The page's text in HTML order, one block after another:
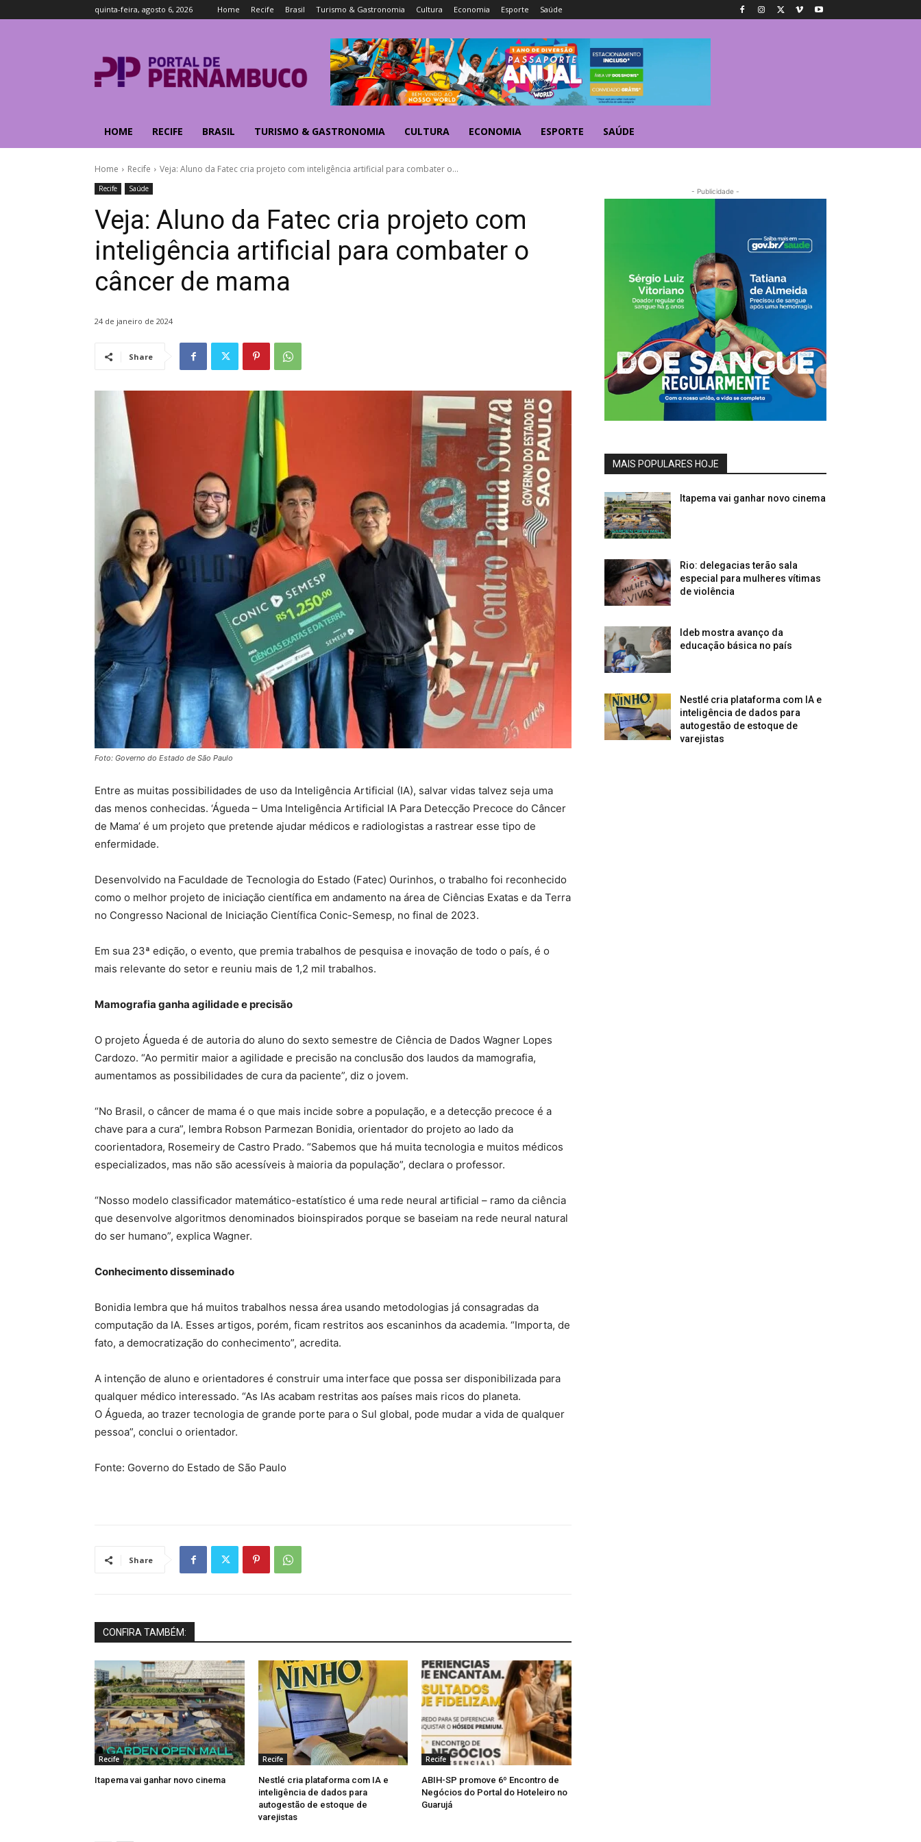
quinta-feira, agosto 6, 2026 Home Recife Brasil Turismo & Gastronomia Cultura Economia Esporte Saúde
HOME RECIFE BRASIL TURISMO & GASTRONOMIA CULTURA ECONOMIA ESPORTE SAÚDE
Home Recife Veja: Aluno da Fatec cria projeto com inteligência artificial para combater o...
Recife Saúde
Veja: Aluno da Fatec cria projeto com
inteligência artificial para combater o
câncer de mama
24 de janeiro de 2024
Share
Foto: Governo do Estado de São Paulo
Entre as muitas possibilidades de uso da Inteligência Artificial (IA), salvar vidas talvez seja uma
das menos conhecidas. ‘Águeda – Uma Inteligência Artificial IA Para Detecção Precoce do Câncer
de Mama’ é um projeto que pretende ajudar médicos e radiologistas a rastrear esse tipo de
enfermidade.
Desenvolvido na Faculdade de Tecnologia do Estado (Fatec) Ourinhos, o trabalho foi reconhecido
como o melhor projeto de iniciação científica em andamento na área de Ciências Exatas e da Terra
no Congresso Nacional de Iniciação Científica Conic-Semesp, no final de 2023.
Em sua 23ª edição, o evento, que premia trabalhos de pesquisa e inovação de todo o país, é o
mais relevante do setor e reuniu mais de 1,2 mil trabalhos.
Mamografia ganha agilidade e precisão
O projeto Águeda é de autoria do aluno do sexto semestre de Ciência de Dados Wagner Lopes
Cardozo. “Ao permitir maior a agilidade e precisão na conclusão dos laudos da mamografia,
aumentamos as possibilidades de cura da paciente”, diz o jovem.
“No Brasil, o câncer de mama é o que mais incide sobre a população, e a detecção precoce é a
chave para a cura”, lembra Robson Parmezan Bonidia, orientador do projeto ao lado da
coorientadora, Rosemeiry de Castro Prado. “Sabemos que há muita tecnologia e muitos médicos
especializados, mas não são acessíveis à maioria da população”, declara o professor.
“Nosso modelo classificador matemático-estatístico é uma rede neural artificial – ramo da ciência
que desenvolve algoritmos denominados bioinspirados porque se baseiam na rede neural natural
do ser humano”, explica Wagner.
Conhecimento disseminado
Bonidia lembra que há muitos trabalhos nessa área usando metodologias já consagradas da
computação da IA. Esses artigos, porém, ficam restritos aos escaninhos da academia. “Importa, de
fato, a democratização do conhecimento”, acredita.
A intenção de aluno e orientadores é construir uma interface que possa ser disponibilizada para
qualquer médico interessado. “As IAs acabam restritas aos países mais ricos do planeta.
O Águeda, ao trazer tecnologia de grande porte para o Sul global, pode mudar a vida de qualquer
pessoa”, conclui o orientador.
Fonte: Governo do Estado de São Paulo
Share
CONFIRA TAMBÉM:
Recife
Itapema vai ganhar novo cinema
Recife
Nestlé cria plataforma com IA e
inteligência de dados para
autogestão de estoque de
varejistas
Recife
ABIH-SP promove 6º Encontro de
Negócios do Portal do Hoteleiro no
Guarujá
- Publicidade -
MAIS POPULARES HOJE
Itapema vai ganhar novo cinema
Rio: delegacias terão sala
especial para mulheres vítimas
de violência
Ideb mostra avanço da
educação básica no país
Nestlé cria plataforma com IA e
inteligência de dados para
autogestão de estoque de
varejistas